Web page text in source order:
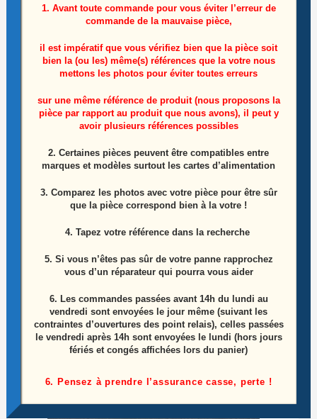
Nappe LVDS télé Lg 43UP75006LF Référence:
EAD65893701
10,00€
1. Avant toute commande pour vous éviter l’erreur de
commande de la mauvaise pièce,
il est impératif que vous vérifiez bien que la pièce soit
bien la (ou les) même(s) références que la votre nous
mettons les photos pour éviter toutes erreurs
sur une même référence de produit (nous proposons la
pièce par rapport au produit que nous avons), il peut y
avoir plusieurs références possibles
2. Certaines pièces peuvent être compatibles entre
marques et modèles surtout les cartes d’alimentation
3. Comparez les photos avec votre pièce pour être sûr
que la pièce correspond bien à la votre !
4. Tapez votre référence dans la recherche
5. Si vous n’êtes pas sûr de votre panne rapprochez
vous d’un réparateur qui pourra vous aider
6. Les commandes passées avant 14h du lundi au
vendredi sont envoyées le jour même (suivant les
contraintes d’ouvertures des point relais), celles passées
le vendredi après 14h sont envoyées le lundi (hors jours
fériés et congés affichées lors du panier)
6. Pensez à prendre l’assurance casse, perte !